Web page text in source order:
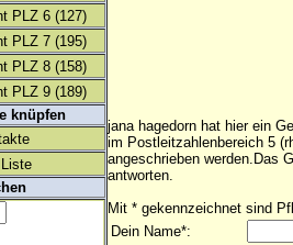
PLZ 6 (127)
PLZ 7 (195)
PLZ 8 (158)
PLZ 9 (189)
knüpfen
jana hagedorn hat hier ein
im Postleitzahlenbereich 5
angeschrieben werden.Das
antworten.
Mit * gekennzeichnet sind
Dein Name*: